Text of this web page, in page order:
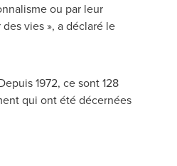
ou par leur
vies », a déclaré le
1972, ce sont 128
qui ont été décernées